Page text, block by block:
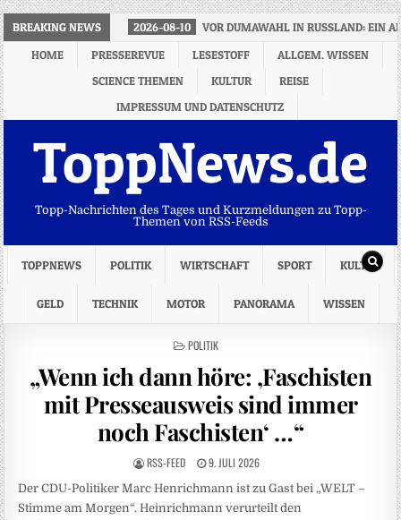
BREAKING NEWS 2026-08-10
VOR DUMAWAHL IN RUSSLAND: EIN
HOME
PRESSEREVUE LESESTOFF
ALLGEM. WISSEN
SCIENCE THEMEN
KULTUR
REISE
IMPRESSUM UND DATENSCHUTZ
ToppNews.de
Topp-Nachrichten des Tages und Kurzmeldungen zu Topp-
Themen von RSS-Feeds
TOPPNEWS POLITIK WIRTSCHAFT SPORT KULTUR
GELD TECHNIK MOTOR PANORAMA WISSEN
POSTED
POLITIK
„Wenn ich dann höre: ‚Faschisten
mit Presseausweis sind immer
noch Faschisten‘ …“
RSS-FEED 9. JULI 2026
Der CDU-Politiker Marc Henrichmann ist zu Gast bei „WELT –
Stimme am Morgen“. Heinrichmann verurteilt den